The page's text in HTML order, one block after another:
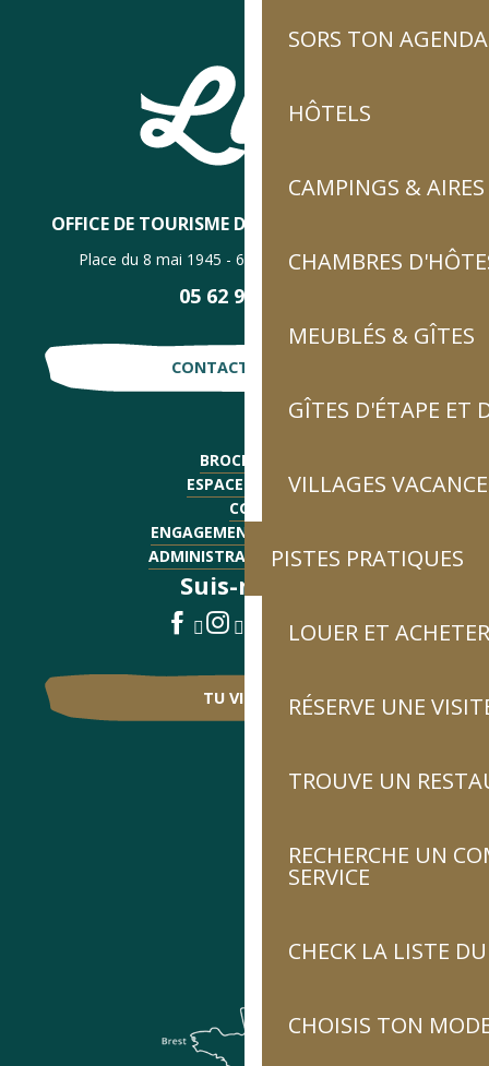
SORS TON AGENDA
HÔTELS
CAMPINGS &
CHAMBRES
MEUBLÉS & GÎTES
GÎTES D'ÉTAPE ET
VILLAGES
PISTES PRATIQUES
LOUER ET
RÉSERVE UNE
TROUVE UN
RECHERCHE UN
SERVICE
CHECK LA LISTE
CHOISIS TON
OFFICE DE TOURISME DE LUZ-SAINT-SAUVEUR
Place du 8 mai 1945 - 65120 Luz-Saint-Sauveur
05 62 92 30 30
CONTACTE-NOUS !
BROCHURES
ESPACE PRESSE
CGV
ENGAGEMENTS QUALITÉ
ADMINISTRATIF - EMPLOI
Suis-nous !
TU VIENS ?